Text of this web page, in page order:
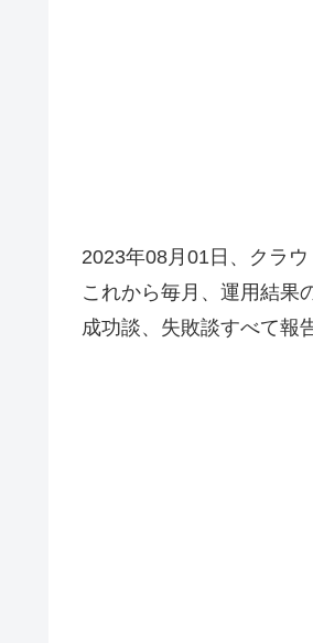
2023年08月01日、クラ
これから毎月、運用結果
成功談、失敗談すべて報